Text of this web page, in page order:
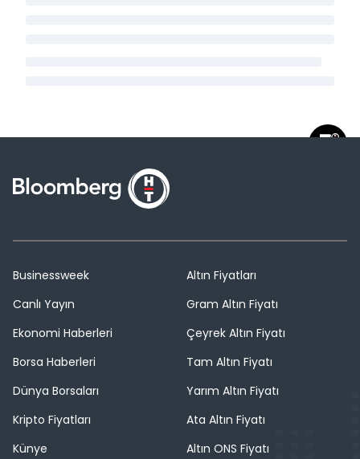
Businessweek
Canlı Yayın
Ekonomi Haberleri
Borsa Haberleri
Dünya Borsaları
Kripto Fiyatları
Künye
Altın Fiyatları
Gram Altın Fiyatı
Çeyrek Altın Fiyatı
Tam Altın Fiyatı
Yarım Altın Fiyatı
Ata Altın Fiyatı
Altın ONS Fiyatı